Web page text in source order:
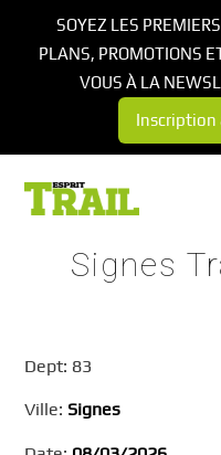
Signes
Dept: 83
Ville: Signes
SOYEZ LES
PLANS, PROMOTIONS
VOUS À LA
Inscription